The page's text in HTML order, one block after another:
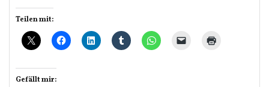
Teilen mit:
Gefällt mir: